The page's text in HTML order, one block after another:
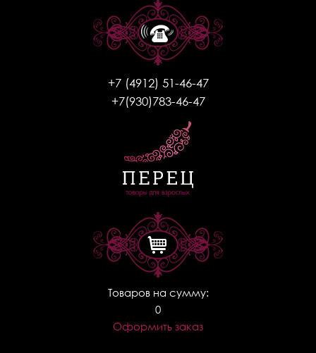
+7 (4912) 51-46-47
+7(930)783-46-47
Товаров на сумму:
0
Оформить заказ